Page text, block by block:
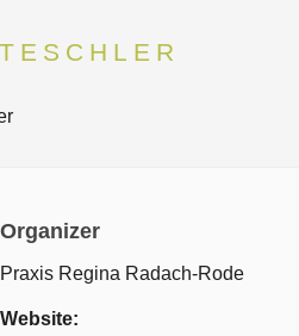
Organizer
Praxis Regina Radach-Rode
Website: